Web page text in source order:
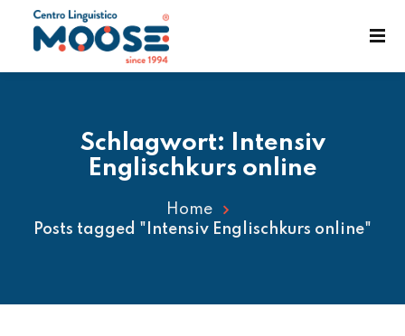
Schlagwort:
Intensiv
Englischkurs online
Home
Posts tagged "Intensiv Englischkurs online"